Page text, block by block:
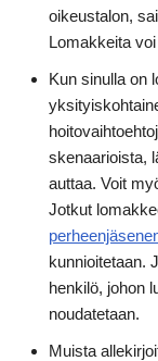
oikeustalon,
Lomakkeita
Kun sinulla on
skenaarioista,
auttaa. Voit
Jotkut
kunnioitetaan.
henkilö, johon
noudatetaan.
Muista